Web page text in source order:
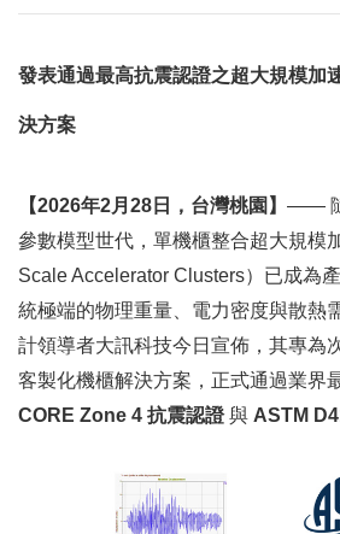
發表通過最高抗震認證之超大規模加
決方案
【2026年2月 28 日，台灣桃園】 ——
參數模型世代，單機櫃整合超大規模
Scale Accelerator Clusters）已成為
統極端的物理重量、電力密度與散熱
計領導者大訊科技今日宣佈，其專為
客製化機櫃解決方案，正式通過業界
CORE Zone 4 抗震認證與 ASTM